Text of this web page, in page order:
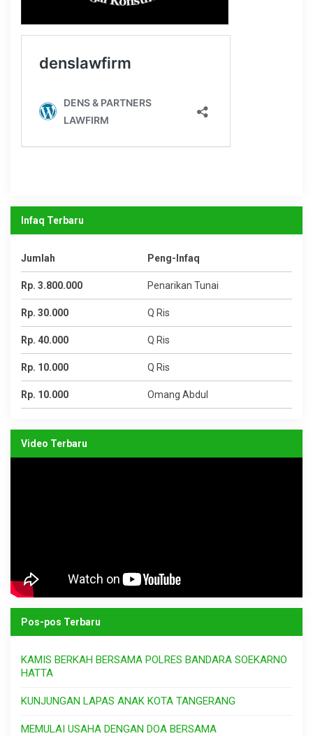
Infaq Terbaru
Jumlah Peng-Infaq
Rp. 3.800.000 Penarikan Tunai
Rp. 30.000 Q Ris
Rp. 40.000 Q Ris
Rp. 10.000 Q Ris
Rp. 10.000 Omang Abdul
Video Terbaru
Pos-pos Terbaru
KAMIS BERKAH BERSAMA POLRES BANDARA SOEKARNO
HATTA
KUNJUNGAN LAPAS ANAK KOTA TANGERANG
MEMULAI USAHA DENGAN DOA BERSAMA